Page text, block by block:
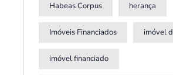
Habeas Corpus herança
Imóveis Financiados imóvel
imóvel financiado